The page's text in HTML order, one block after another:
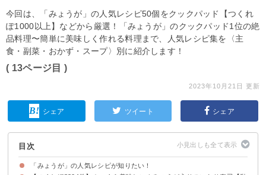
今回は、「みょうが」の人気レシピ50個をクックパッド【つくれ
ぽ1000以上】などから厳選！「みょうが」のクックパッド1位の絶
品料理〜簡単に美味しく作れる料理まで、人気レシピ集を〈主
食・副菜・おかず・スープ〉別に紹介します！
( 13ページ目 )
2023年10月21日 更新
シェア ツイート シェア
目次
「みょうが」の人気レシピが知りたい！